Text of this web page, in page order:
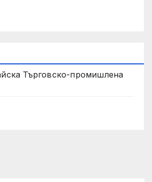
Търговско-промишлена